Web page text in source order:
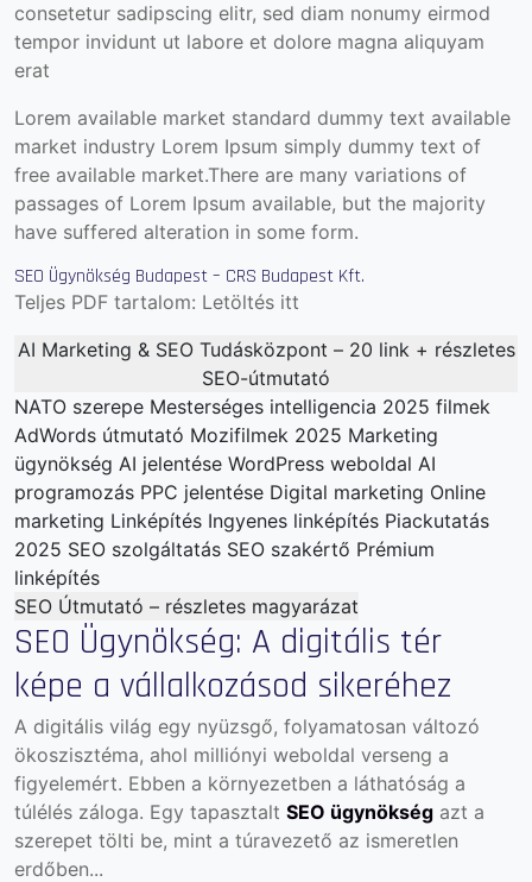
consetetur sadipscing elitr, sed diam nonumy eirmod
tempor invidunt ut labore et dolore magna aliquyam
erat
Lorem available market standard dummy text available
market industry Lorem Ipsum simply dummy text of
free available market.There are many variations of
passages of Lorem Ipsum available, but the majority
have suffered alteration in some form.
SEO Ügynökség Budapest – CRS Budapest Kft.
Teljes PDF tartalom: Letöltés itt
AI Marketing & SEO Tudásközpont – 20 link + részletes
SEO-útmutató
NATO szerepe Mesterséges intelligencia 2025 filmek
AdWords útmutató Mozifilmek 2025 Marketing
ügynökség AI jelentése WordPress weboldal AI
programozás PPC jelentése Digital marketing Online
marketing Linképítés Ingyenes linképítés Piackutatás
2025 SEO szolgáltatás SEO szakértő Prémium
linképítés
SEO Útmutató – részletes magyarázat
SEO Ügynökség: A digitális tér
képe a vállalkozásod sikeréhez
A digitális világ egy nyüzsgő, folyamatosan változó
ökoszisztéma, ahol milliónyi weboldal verseng a
figyelemért. Ebben a környezetben a láthatóság a
túlélés záloga. Egy tapasztalt SEO ügynökség azt a
szerepet tölti be, mint a túravezető az ismeretlen
erdőben...